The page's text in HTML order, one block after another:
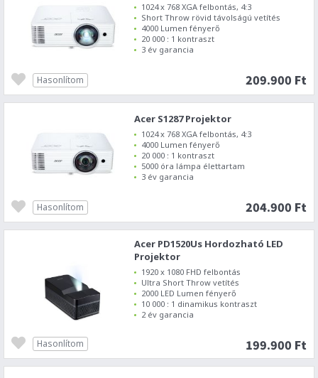
1024 x 768 XGA felbontás, 4:3
Short Throw rövid távolságú vetítés
4000 Lumen fényerő
20 000 : 1 kontraszt
3 év garancia
209.900 Ft
Hasonlítom
Acer S1287 Projektor
1024 x 768 XGA felbontás, 4:3
4000 Lumen fényerő
20 000 : 1 kontraszt
5000 óra lámpa élettartam
3 év garancia
204.900 Ft
Hasonlítom
Acer PD1520Us Hordozható LED
Projektor
1920 x 1080 FHD felbontás
Ultra Short Throw vetítés
2000 LED Lumen fényerő
10 000 : 1 dinamikus kontraszt
2 év garancia
199.900 Ft
Hasonlítom